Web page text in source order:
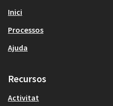
Inici
Processos
Ajuda
Recursos
Activitat